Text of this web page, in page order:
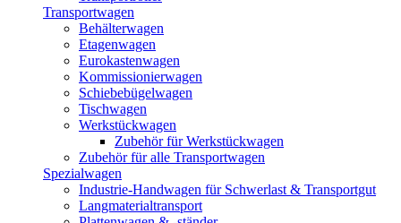
Transportwagen
Behälterwagen
Etagenwagen
Eurokastenwagen
Kommissionierwagen
Schiebebügelwagen
Tischwagen
Werkstückwagen
Zubehör für Werkstückwagen
Zubehör für alle Transportwagen
Spezialwagen
Industrie-Handwagen für Schwerlast & Transportgut
Langmaterialtransport